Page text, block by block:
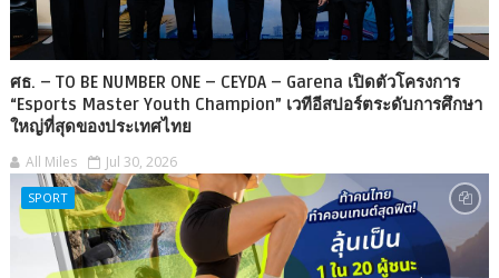
ศธ. – TO BE NUMBER ONE – CEYDA – Garena เปิดตัวโครงการ
“Esports Master Youth Champion” เวทีอีสปอร์ตระดับการศึกษา
ใหญ่ที่สุดของประเทศไทย
All Miles Jul 30, 2026
SPORT